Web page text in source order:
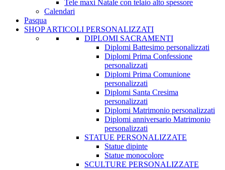
Tele maxi Natale con telaio alto spessore
Calendari
Pasqua
SHOP ARTICOLI PERSONALIZZATI
DIPLOMI SACRAMENTI
Diplomi Battesimo personalizzati
Diplomi Prima Confessione
personalizzati
Diplomi Prima Comunione
personalizzati
Diplomi Santa Cresima
personalizzati
Diplomi Matrimonio personalizzati
Diplomi anniversario Matrimonio
personalizzati
STATUE PERSONALIZZATE
Statue dipinte
Statue monocolore
SCULTURE PERSONALIZZATE